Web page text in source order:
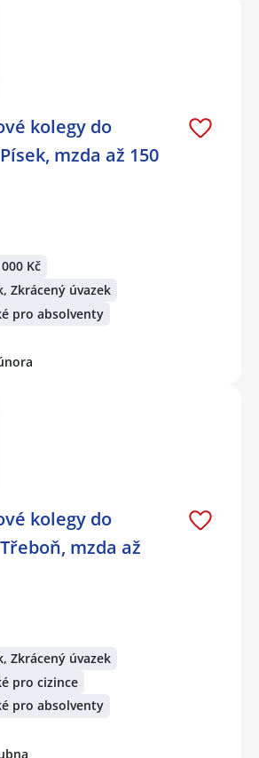
kolegy do
mzda až 150
Kč
Zkrácený úvazek
pro absolventy
kolegy do
mzda až
Zkrácený úvazek
pro cizince
pro absolventy